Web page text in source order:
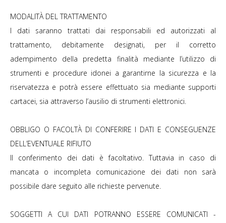
MODALITÀ DEL TRATTAMENTO
I dati saranno trattati dai responsabili ed autorizzati al
trattamento, debitamente designati, per il corretto
adempimento della predetta finalità mediante l’utilizzo di
strumenti e procedure idonei a garantirne la sicurezza e la
riservatezza e potrà essere effettuato sia mediante supporti
cartacei, sia attraverso l’ausilio di strumenti elettronici.
OBBLIGO O FACOLTÀ DI CONFERIRE I DATI E CONSEGUENZE
DELL’EVENTUALE RIFIUTO
Il conferimento dei dati è facoltativo. Tuttavia in caso di
mancata o incompleta comunicazione dei dati non sarà
possibile dare seguito alle richieste pervenute.
SOGGETTI A CUI DATI POTRANNO ESSERE COMUNICATI -